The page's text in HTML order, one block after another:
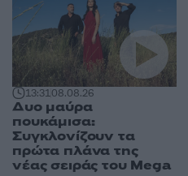
13:3108.08.26
Δυο μαύρα
πουκάμισα:
Συγκλονίζουν τα
πρώτα πλάνα της
νέας σειράς του Mega